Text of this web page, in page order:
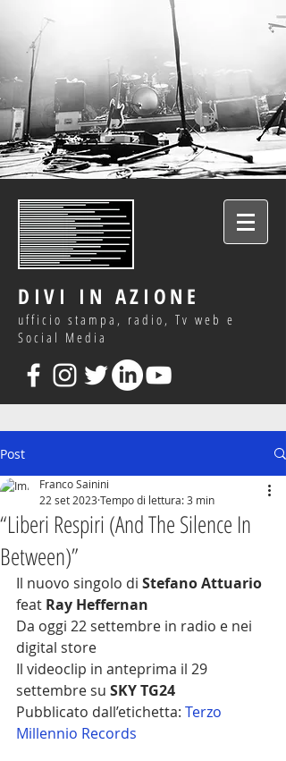
DIVI IN AZIONE
ufficio stampa, radio, Tv web e
Social Media
Post
“Liberi Respiri (And The Silence In
Between)”
Franco Sainini
22 set 2023 Tempo di lettura: 3 min
Il nuovo singolo di Stefano Attuario
feat Ray Heffernan
Da oggi 22 settembre in radio e nei
digital store
Il videoclip in anteprima il 29
settembre su SKY TG24
Pubblicato dall’etichetta: Terzo
Millennio Records